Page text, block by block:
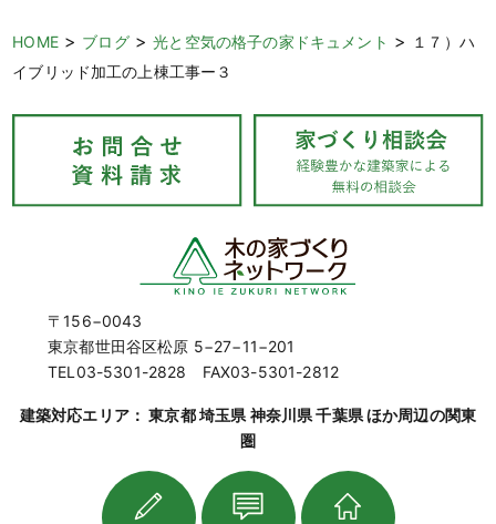
HOME> ブログ>光と空気の格子の家ドキュメント > １７）ハ
イブリッド加工の上棟工事ー３
〒156−0043
東京都世田谷区松原 5−27−11−201
TEL03-5301-2828 FAX03-5301-2812
建築対応エリア： 東京都 埼玉県 神奈川県 千葉県 ほか周辺の関東
圏